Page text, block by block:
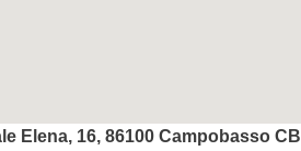
Elena, 16, 86100 Campobasso CB